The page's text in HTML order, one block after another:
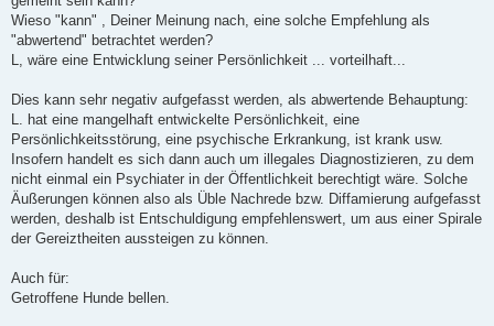
Wieso "kann" , Deiner Meinung nach, eine solche Empfehlung als
"abwertend" betrachtet werden?
L, wäre eine Entwicklung seiner Persönlichkeit ... vorteilhaft...
Dies kann sehr negativ aufgefasst werden, als abwertende Behauptung:
L. hat eine mangelhaft entwickelte Persönlichkeit, eine
Persönlichkeitsstörung, eine psychische Erkrankung, ist krank usw.
Insofern handelt es sich dann auch um illegales Diagnostizieren, zu dem
nicht einmal ein Psychiater in der Öffentlichkeit berechtigt wäre. Solche
Äußerungen können also als Üble Nachrede bzw. Diffamierung aufgefasst
werden, deshalb ist Entschuldigung empfehlenswert, um aus einer Spirale
der Gereiztheiten aussteigen zu können.
Auch für:
Getroffene Hunde bellen.